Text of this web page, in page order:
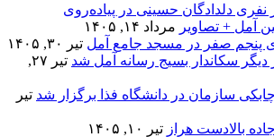
دلدادگان حسینی در پیاده‌روی
آمل + تصاویر مرداد ۱۴, ۱۴۰۵
پنجم صفر در مسجد جامع آمل تیر ۳۰, ۱۴۰۵
دیگر سکاندار بسیج رسانه آمل شد
تیر ۲۷,
سازمان در دانشگاه فذا برگزار شد تیر
بالادست هراز تیر ۱۰, ۱۴۰۵